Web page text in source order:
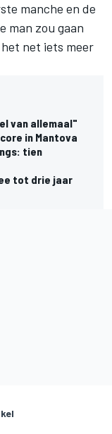
manche en de
man zou gaan
net iets meer
van allemaal"
in Mantova
tien
tot drie jaar